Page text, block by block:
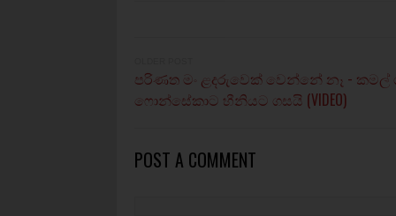
පරිණත මං ළදරුවෙක් වෙන්නේ නෑ -
ෆොන්සේකාට හීනියට ගසයි (VIDEO)
POST A COMMENT